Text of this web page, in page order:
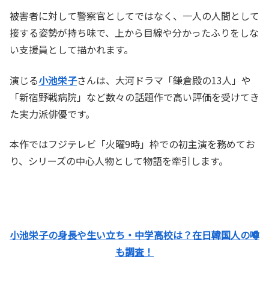
被害者に対して警察官としてではなく、一人の人間として
接する姿勢が持ち味で、上から目線や分かったふりをしな
い支援員として描かれます。
演じる小池栄子さんは、大河ドラマ「鎌倉殿の13人」や
「新宿野戦病院」など数々の話題作で高い評価を受けてき
た実力派俳優です。
本作ではフジテレビ「火曜9時」枠での初主演を務めてお
り、シリーズの中心人物として物語を牽引します。
小池栄子の身長や生い立ち・中学高校は？在日韓国人の噂
も調査！